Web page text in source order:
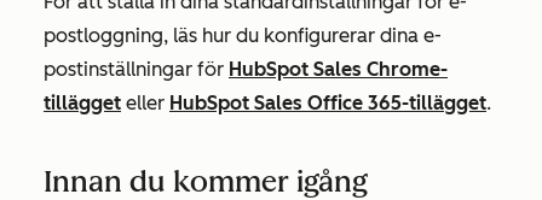
postloggning, läs hur du konfigurerar dina e-
postinställningar för HubSpot Sales Chrome-
tillägget eller HubSpot Sales Office 365-tillägget.
Innan du kommer igång